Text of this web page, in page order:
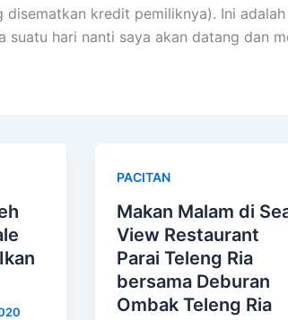
disematkan kredit pemiliknya). Ini
suatu hari nanti saya akan datang dan
PACITAN
Makan Malam di
View Restaurant
Parai Teleng Ria
bersama Deburan
Ombak Teleng Ria